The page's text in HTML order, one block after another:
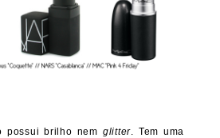
possui brilho nem glitter . Tem uma